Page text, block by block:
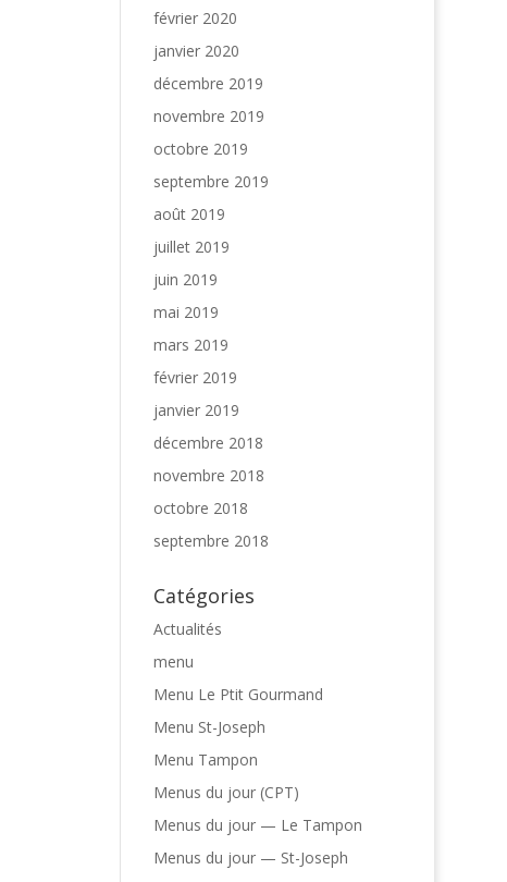
février 2020
janvier 2020
décembre 2019
novembre 2019
octobre 2019
septembre 2019
août 2019
juillet 2019
juin 2019
mai 2019
mars 2019
février 2019
janvier 2019
décembre 2018
novembre 2018
octobre 2018
septembre 2018
Catégories
Actualités
menu
Menu Le Ptit Gourmand
Menu St-Joseph
Menu Tampon
Menus du jour (CPT)
Menus du jour — Le Tampon
Menus du jour — St-Joseph